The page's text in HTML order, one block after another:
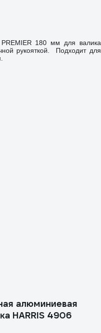
PREMIER 180 мм для валика
рукояткой. Подходит для
алюминиевая
HARRIS 4906